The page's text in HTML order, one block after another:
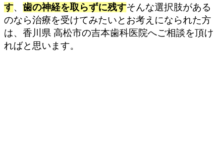
す、 歯の神経を取らずに残すそんな選択肢がある
のなら治療を受けてみたいとお考えになられた方
は、香川県 高松市の吉本歯科医院へご相談を頂け
ればと思います。